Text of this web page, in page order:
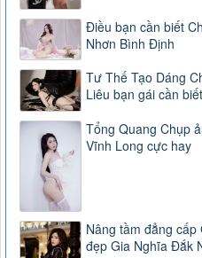
Điều bạn cần biết
Nhơn Bình Định
Tư Thế Tạo Dáng
Liêu bạn gái cần biết
Tổng Quang Chụp
Vĩnh Long cực hay
Nâng tầm đẳng
đẹp Gia Nghĩa Đắk